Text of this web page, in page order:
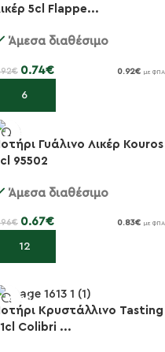
5cl Flappe...
Άμεσα διαθέσιμο
€ 0.74€ 0.92€ με ΦΠΑ
Προσθήκη στο καλάθι
-30%
Γυάλινο Λικέρ Kouros
95502
Άμεσα διαθέσιμο
€ 0.67€ 0.83€ με ΦΠΑ
Προσθήκη στο καλάθι
-20%
Κρυστάλλινο Tasting
Colibri ...